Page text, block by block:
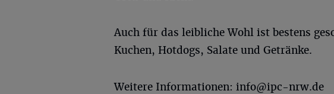
Auch für das leibliche Wohl ist bestens
Kuchen, Hotdogs, Salate und Getränke.
Weitere Informationen: info@ipc-nrw.de